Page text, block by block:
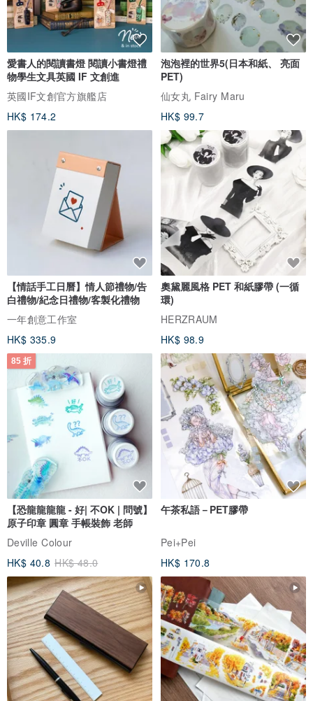
愛書人的閱讀書燈 閱讀小書燈禮
物學生文具英國 IF 文創進
英國IF文創官方旗艦店
HK$ 174.2
泡泡裡的世界5(日本和紙、 亮面
PET)
仙女丸 Fairy Maru
HK$ 99.7
【情話手工日曆】情人節禮物/告
白禮物/紀念日禮物/客製化禮物
一年創意工作室
HK$ 335.9
奧黛麗風格 PET 和紙膠帶 (一循
環)
HERZRAUM
HK$ 98.9
85 折
【恐龍龍龍龍 - 好| 不OK | 問號】
原子印章 圓章 手帳裝飾 老師
Deville Colour
HK$ 40.8 HK$ 48.0
午茶私語－PET膠帶
Pei+Pei
HK$ 170.8